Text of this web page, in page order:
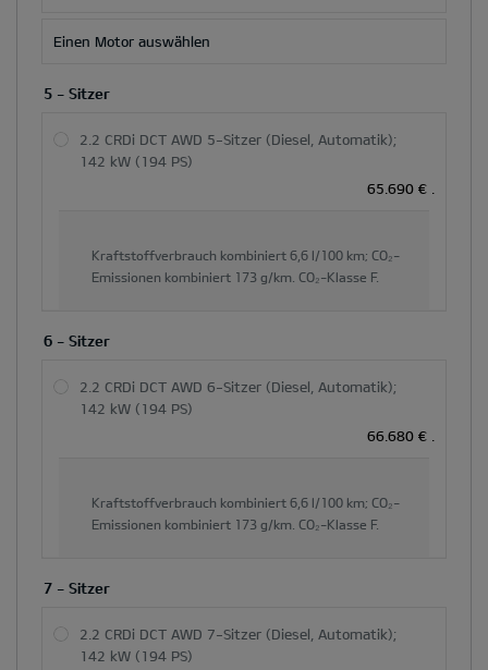
Einen Motor auswählen
5 - Sitzer
2.2 CRDi DCT AWD 5-Sitzer (Diesel, Automatik);
142 kW (194 PS)
65.690 €
Kraftstoffverbrauch kombiniert 6,6 l/100 km; CO₂-
Emissionen kombiniert 173 g/km. CO₂-Klasse F.
6 - Sitzer
2.2 CRDi DCT AWD 6-Sitzer (Diesel, Automatik);
142 kW (194 PS)
66.680 €
Kraftstoffverbrauch kombiniert 6,6 l/100 km; CO₂-
Emissionen kombiniert 173 g/km. CO₂-Klasse F.
7 - Sitzer
2.2 CRDi DCT AWD 7-Sitzer (Diesel, Automatik);
142 kW (194 PS)